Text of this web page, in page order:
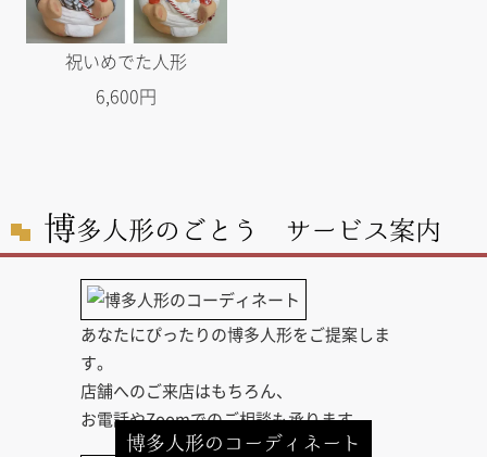
祝いめでた人形
6,600円
博多人形のごとう サービス案内
博多人形のコーディネート
あなたにぴったりの博多人形をご提案しま
す。
店舗へのご来店はもちろん、
お電話やZoomでのご相談も承ります。